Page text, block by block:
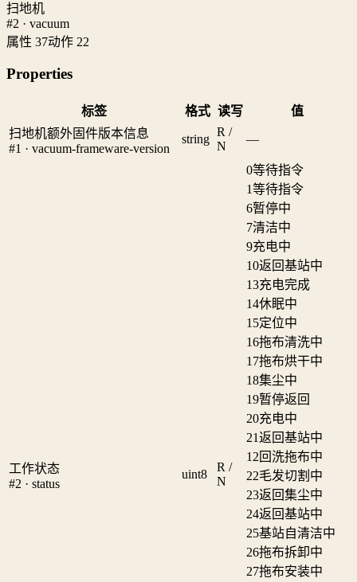
扫地机
#2 · vacuum
属性 37动作 22
Properties
标签 格式 读写
值
扫地机额外固件版本信息
#1 · vacuum-frameware-version
string
R /
N
—
工作状态
#2 · status
uint8
R /
N
0等待指令
1等待指令
6暂停中
7清洁中
9充电中
10返回基站中
13充电完成
14休眠中
15定位中
16拖布清洗中
17拖布烘干中
18集尘中
19暂停返回
20充电中
21返回基站中
12回洗拖布中
22毛发切割中
23返回集尘中
24返回基站中
25基站自清洁中
26拖布拆卸中
27拖布安装中